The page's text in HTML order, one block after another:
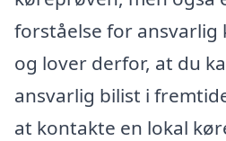
forståelse for ansvarlig
og lover derfor, at du
ansvarlig bilist i
at kontakte en lokal